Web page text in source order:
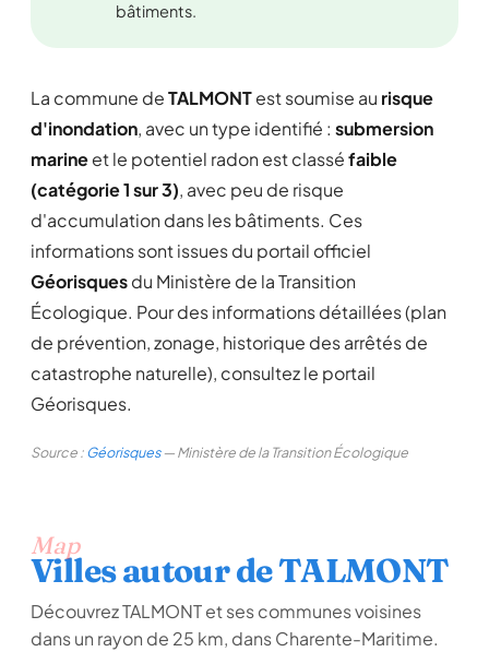
bâtiments.
La commune deTALMONTest soumise au risque
d'inondation, avec un type identifié : submersion
marineet le potentiel radon est classéfaible
(catégorie 1 sur 3), avec peu de risque
d'accumulation dans les bâtiments. Ces
informations sont issues du portail officiel
Géorisquesdu Ministère de la Transition
Écologique. Pour des informations détaillées (plan
de prévention, zonage, historique des arrêtés de
catastrophe naturelle), consultez le portail
Géorisques.
Source :Géorisques— Ministère de la Transition Écologique
Map
Villes autour de TALMONT
Découvrez TALMONT et ses communes voisines
dans un rayon de 25 km, dans Charente-Maritime.